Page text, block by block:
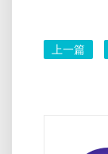
上一篇